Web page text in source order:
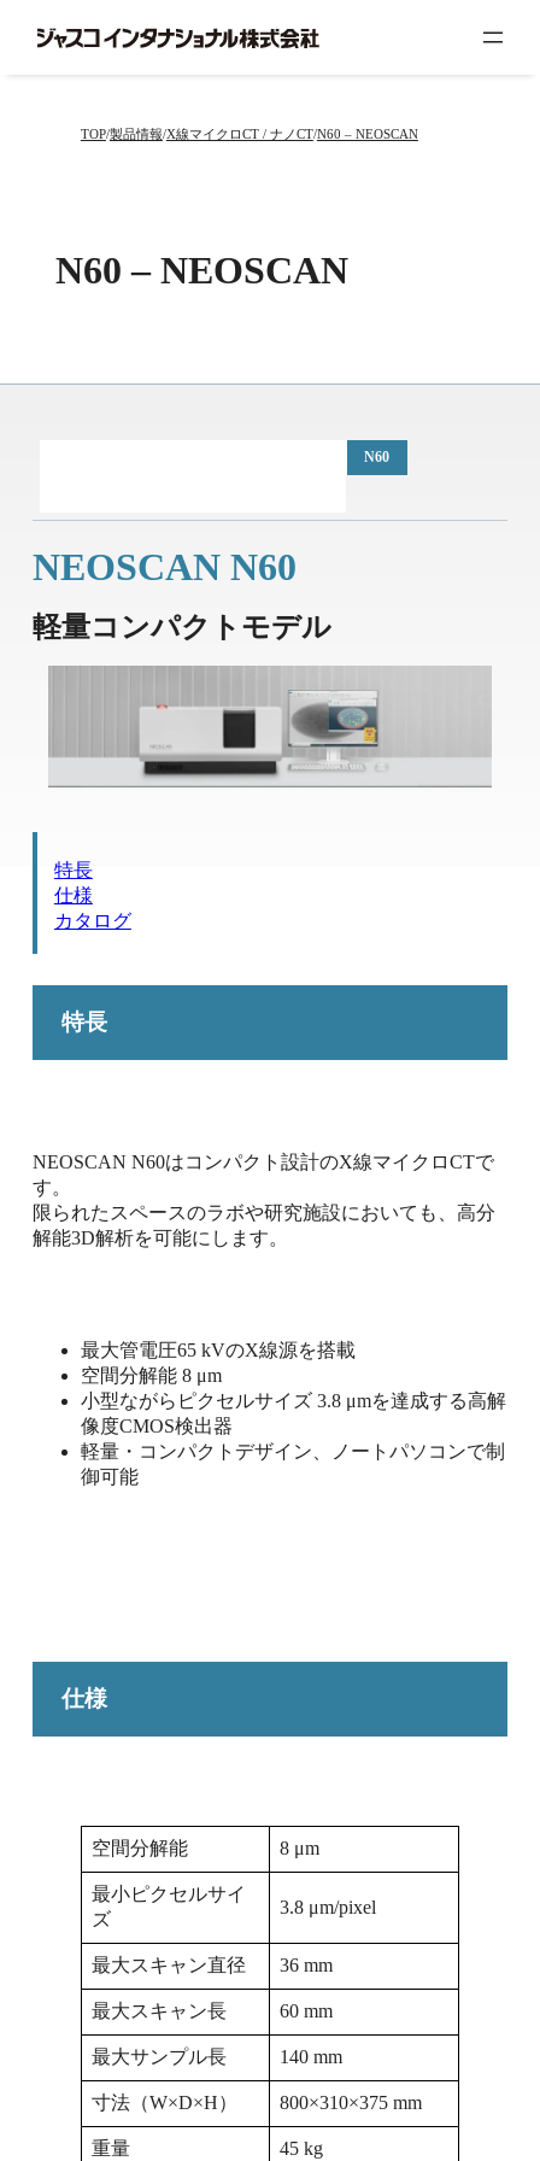
TOP 製品情報 X線マイクロCT / ナノCT N60 – NEOSCAN
N60 – NEOSCAN
N60
NEOSCAN N60
軽量コンパクトモデル
特長
仕様
カタログ
特長
NEOSCAN N60はコンパクト設計のX線マイクロCTで
す。
限られたスペースのラボや研究施設においても、高分
解能3D解析を可能にします。
最大管電圧65 kVのX線源を搭載
空間分解能 8 μm
小型ながらピクセルサイズ 3.8 μmを達成する高解
像度CMOS検出器
軽量・コンパクトデザイン、ノートパソコンで制
御可能
仕様
空間分解能 8 μm
最小ピクセルサイ
ズ
3.8 μm/pixel
最大スキャン直径 36 mm
最大スキャン長 60 mm
最大サンプル長 140 mm
寸法（W×D×H） 800×310×375 mm
重量 45 kg